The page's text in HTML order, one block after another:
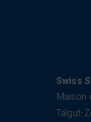
Swiss
Maison
Talgut-